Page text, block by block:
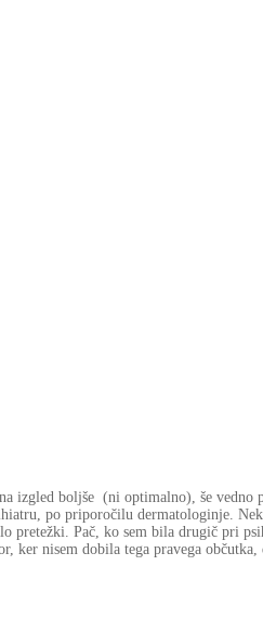
izgled boljše (ni optimalno), še
po priporočilu dermatologinje.
Pač, ko sem bila drugič pri
nisem dobila tega pravega